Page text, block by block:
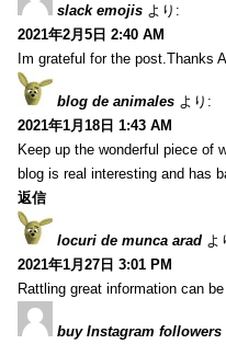
slack emojis より:
2021年2月5日 2:40 AM
Im grateful for the post.Thanks
blog de animales より:
2021年1月18日 1:43 AM
Keep up the wonderful piece of
blog is real interesting and has
返信
locuri de munca arad よ
2021年1月27日 3:01 PM
Rattling great information can be
buy Instagram followers